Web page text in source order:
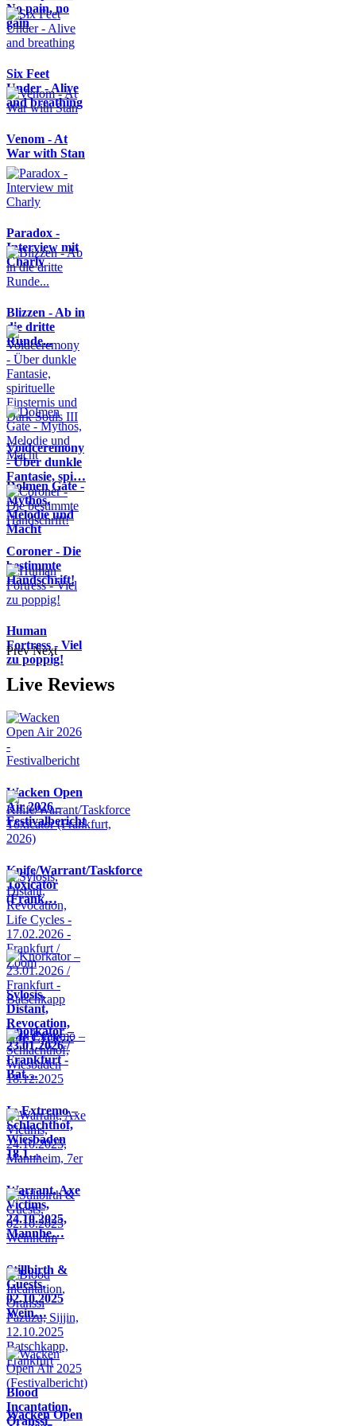
No pain, no
gain
Six Feet
Under - Alive
and breathing
Venom - At
War with Stan
Paradox -
Interview mit
Charly
Blizzen - Ab in
die dritte
Runde...
Voidceremony
- Über dunkle
Fantasie, spi…
Dolmen Gate -
Mythos,
Melodie und
Macht
Coroner - Die
bestimmte
Handschrift!
Human
Fortress - Viel
zu poppig!
Prev Next
Live Reviews
Wacken Open
Air 2026 -
Festivalbericht
Knife/Warrant/Taskforce
Toxicator
(Frank…
Sylosis,
Distant,
Revocation,
Life Cycle…
Knorkator –
23.01.2026 /
Frankfurt -
Bat…
In Extremo –
Schlachthof,
Wiesbaden
18.1…
Warrant, Axe
Victims,
24.10.2025,
Mannhe…
Stillbirth &
Guests,
02.10.2025
Wein…
Blood
Incantation,
Oranssi
Wacken Open